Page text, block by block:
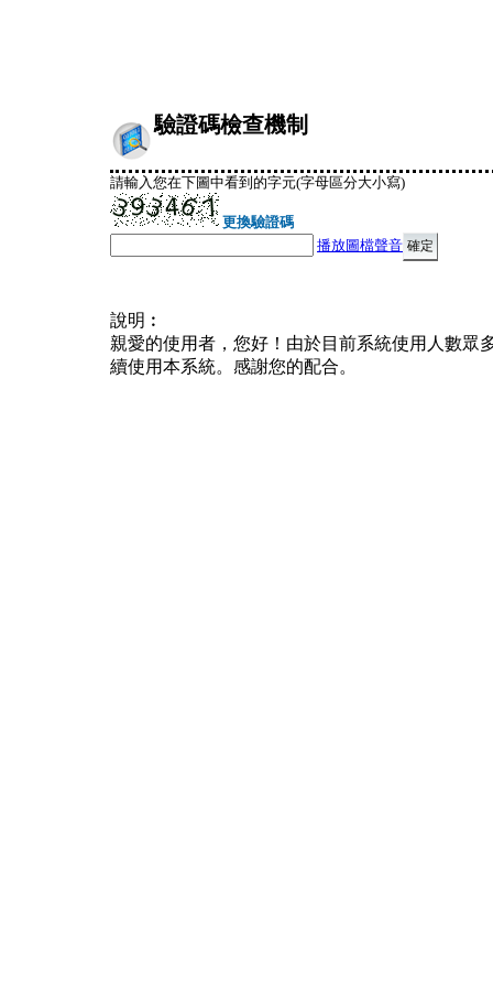
驗證碼檢查機制
請輸入您在下圖中看到的字元(字母區分大小寫)
更換驗證碼
播放圖檔聲音
說明︰
親愛的使用者，您好！由於目前系統使用人數眾
續使用本系統。感謝您的配合。